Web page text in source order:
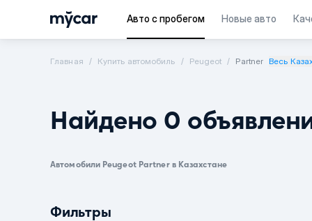
Авто с пробегом Новые авто
Главная Купить автомобиль Peugeot Partner Весь
Найдено 0
Автомобили Peugeot Partner в Казахстане
Фильтры